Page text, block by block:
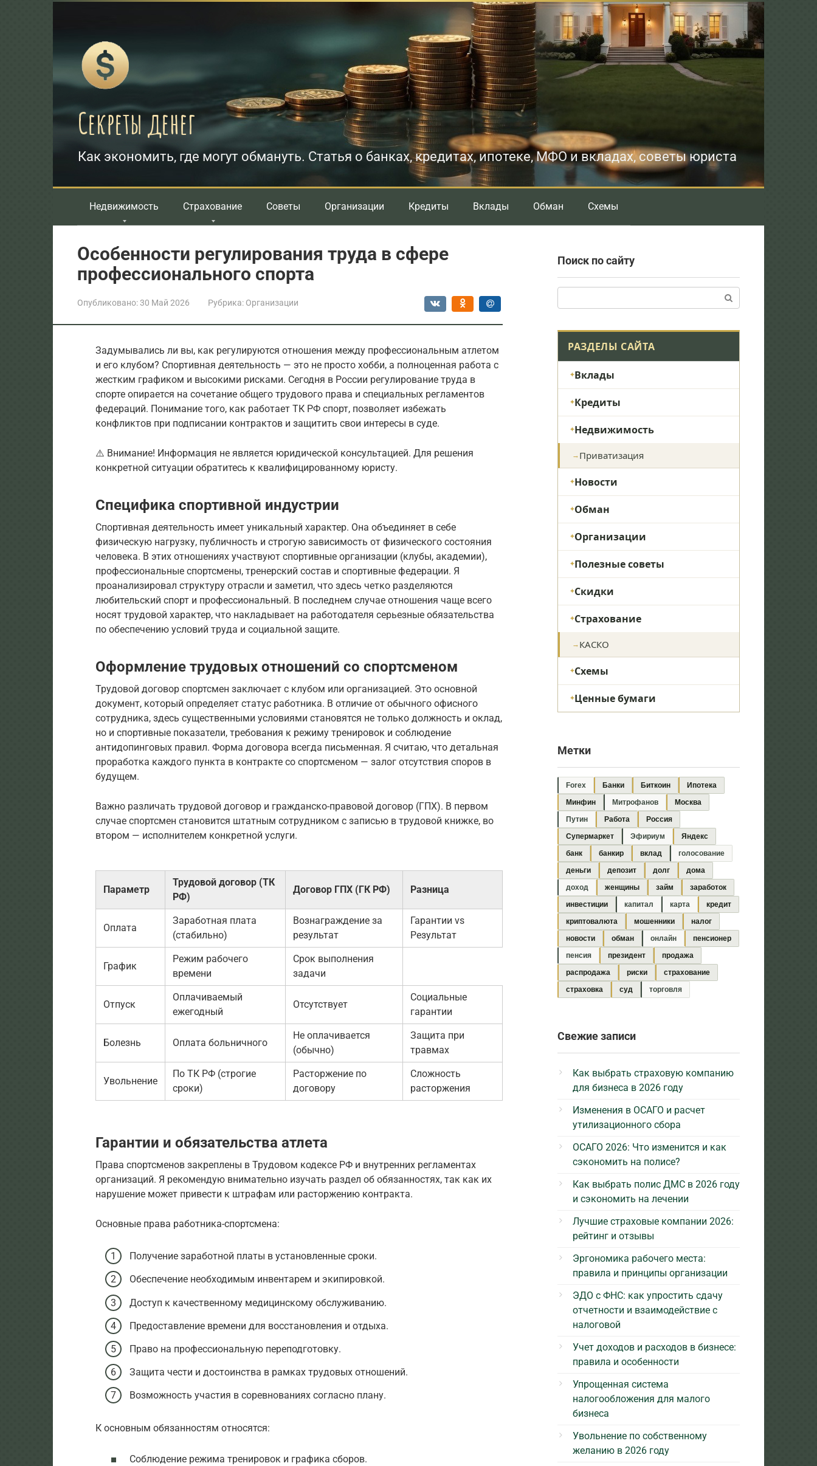
Секреты денег
Как экономить, где могут обмануть. Статья о банках, кредитах, ипотеке, МФО и вкладах, советы юриста
Недвижимость Страхование Советы Организации Кредиты Вклады Обман Схемы
Особенности регулирования труда в сфере
профессионального спорта
Опубликовано:30 Май 2026 Рубрика: Организации
Задумывались ли вы, как регулируются отношения между профессиональным атлетом
и его клубом? Спортивная деятельность — это не просто хобби, а полноценная работа с
жестким графиком и высокими рисками. Сегодня в России регулирование труда в
спорте опирается на сочетание общего трудового права и специальных регламентов
федераций. Понимание того, как работает ТК РФ спорт, позволяет избежать
конфликтов при подписании контрактов и защитить свои интересы в суде.
⚠️ Внимание! Информация не является юридической консультацией. Для решения
конкретной ситуации обратитесь к квалифицированному юристу.
Специфика спортивной индустрии
Спортивная деятельность имеет уникальный характер. Она объединяет в себе
физическую нагрузку, публичность и строгую зависимость от физического состояния
человека. В этих отношениях участвуют спортивные организации (клубы, академии),
профессиональные спортсмены, тренерский состав и спортивные федерации. Я
проанализировал структуру отрасли и заметил, что здесь четко разделяются
любительский спорт и профессиональный. В последнем случае отношения чаще всего
носят трудовой характер, что накладывает на работодателя серьезные обязательства
по обеспечению условий труда и социальной защите.
Оформление трудовых отношений со спортсменом
Трудовой договор спортсмен заключает с клубом или организацией. Это основной
документ, который определяет статус работника. В отличие от обычного офисного
сотрудника, здесь существенными условиями становятся не только должность и оклад,
но и спортивные показатели, требования к режиму тренировок и соблюдение
антидопинговых правил. Форма договора всегда письменная. Я считаю, что детальная
проработка каждого пункта в контракте со спортсменом — залог отсутствия споров в
будущем.
Важно различать трудовой договор и гражданско-правовой договор (ГПХ). В первом
случае спортсмен становится штатным сотрудником с записью в трудовой книжке, во
втором — исполнителем конкретной услуги.
Параметр
Трудовой договор (ТК
РФ)
Договор ГПХ (ГК РФ) Разница
Оплата
Заработная плата
(стабильно)
Вознаграждение за
результат
Гарантии vs
Результат
График
Режим рабочего
времени
Срок выполнения
задачи
Отпуск
Оплачиваемый
ежегодный
Отсутствует
Социальные
гарантии
Болезнь Оплата больничного
Не оплачивается
(обычно)
Защита при
травмах
Увольнение
По ТК РФ (строгие
сроки)
Расторжение по
договору
Сложность
расторжения
Гарантии и обязательства атлета
Права спортсменов закреплены в Трудовом кодексе РФ и внутренних регламентах
организаций. Я рекомендую внимательно изучать раздел об обязанностях, так как их
нарушение может привести к штрафам или расторжению контракта.
Основные права работника-спортсмена:
Получение заработной платы в установленные сроки.
Обеспечение необходимым инвентарем и экипировкой.
Доступ к качественному медицинскому обслуживанию.
Предоставление времени для восстановления и отдыха.
Право на профессиональную переподготовку.
Защита чести и достоинства в рамках трудовых отношений.
Возможность участия в соревнованиях согласно плану.
К основным обязанностям относятся:
Соблюдение режима тренировок и графика сборов.
Поиск по сайту
РАЗДЕЛЫ САЙТА
Вклады
Кредиты
Недвижимость
Приватизация
Новости
Обман
Организации
Полезные советы
Скидки
Страхование
КАСКО
Схемы
Ценные бумаги
Метки
Forex Банки Биткоин
Ипотека
Минфин
Митрофанов
Москва
Путин
Работа
Россия
Супермаркет
Эфириум
Яндекс
банк
банкир вклад
голосование
деньги
депозит долг
дома
доход
женщины займ
заработок
инвестиции
капитал карта
кредит
криптовалюта
мошенники
налог
новости
обман онлайн
пенсионер
пенсия
президент
продажа
распродажа
риски
страхование
страховка
суд торговля
Свежие записи
Как выбрать страховую компанию
для бизнеса в 2026 году
Изменения в ОСАГО и расчет
утилизационного сбора
ОСАГО 2026: Что изменится и как
сэкономить на полисе?
Как выбрать полис ДМС в 2026 году
и сэкономить на лечении
Лучшие страховые компании 2026:
рейтинг и отзывы
Эргономика рабочего места:
правила и принципы организации
ЭДО с ФНС: как упростить сдачу
отчетности и взаимодействие с
налоговой
Учет доходов и расходов в бизнесе:
правила и особенности
Упрощенная система
налогообложения для малого
бизнеса
Увольнение по собственному
желанию в 2026 году